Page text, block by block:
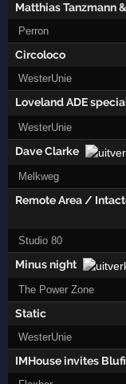
Matthias Tanzmann
Perron
Circoloco
WesterUnie
Loveland ADE
WesterUnie
Dave Clarke
Melkweg
Remote Area /
Studio 80
Minus night
The Power Zone
Static
WesterUnie
IMHouse invites